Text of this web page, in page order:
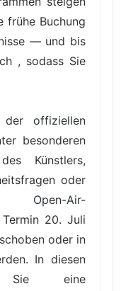
frühe Buchung
— und bis
, sodass Sie
offiziellen
besonderen
Künstlers,
oder
Open-Air-
20. Juli
oder in
In diesen
Sie eine